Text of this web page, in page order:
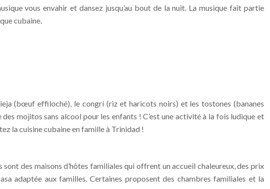
vous envahir et dansez jusqu’au bout de la nuit. La musique fait partie
cubaine.
(bœuf effiloché), le congrí (riz et haricots noirs) et les tostones (bananes
mojitos sans alcool pour les enfants ! C’est une activité à la fois ludique et
la cuisine cubaine en famille à Trinidad !
des maisons d’hôtes familiales qui offrent un accueil chaleureux, des prix
adaptée aux familles. Certaines proposent des chambres familiales et la